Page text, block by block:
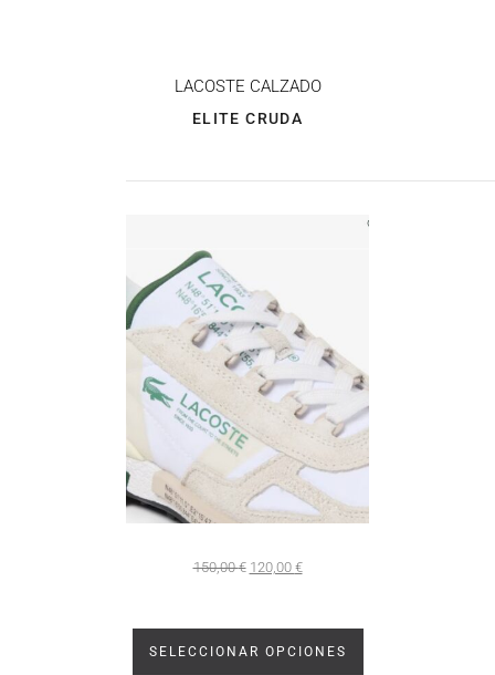
LACOSTE CALZADO
ELITE CRUDA
150,00€ 120,00 €
SELECCIONAR OPCIONES